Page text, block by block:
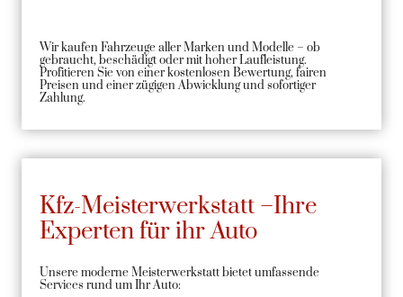
Wir kaufen Fahrzeuge aller Marken und Modelle – ob
gebraucht, beschädigt oder mit hoher Laufleistung.
Profitieren Sie von einer kostenlosen Bewertung, fairen
Preisen und einer zügigen Abwicklung und sofortiger
Zahlung.
Kfz-Meisterwerkstatt –Ihre
Experten für ihr Auto
Unsere moderne Meisterwerkstatt bietet umfassende
Services rund um Ihr Auto: